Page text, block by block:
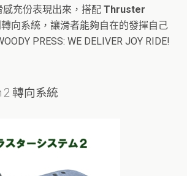
充份表現出來，搭配 Thruster
轉向系統，讓滑者能夠自在的發揮自己
PRESS: WE DELIVER JOY RIDE!
2 轉向系統